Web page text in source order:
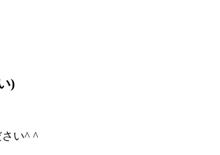
)
さい^ ^